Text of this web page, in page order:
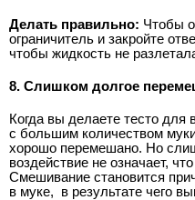
Делать правильно: Чтобы
ограничитель и закройте
чтобы жидкость не
8. Слишком долгое
Когда вы делаете тесто для
с большим количеством
хорошо перемешано. Но
воздействие не означает,
Смешивание становится
в муке, в результате чего